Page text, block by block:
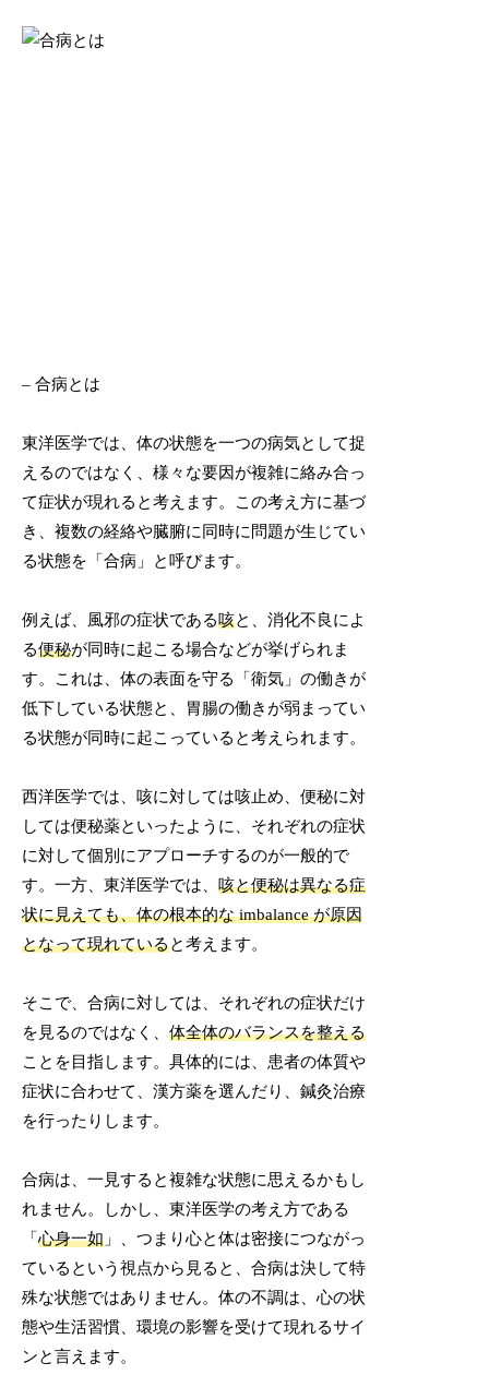
– 合病とは
東洋医学では、体の状態を一つの病気として捉
えるのではなく、様々な要因が複雑に絡み合っ
て症状が現れると考えます。この考え方に基づ
き、複数の経絡や臓腑に同時に問題が生じてい
る状態を「合病」と呼びます。
例えば、風邪の症状である咳と、消化不良によ
る便秘が同時に起こる場合などが挙げられま
す。これは、体の表面を守る「衛気」の働きが
低下している状態と、胃腸の働きが弱まってい
る状態が同時に起こっていると考えられます。
西洋医学では、咳に対しては咳止め、便秘に対
しては便秘薬といったように、それぞれの症状
に対して個別にアプローチするのが一般的で
す。一方、東洋医学では、咳と便秘は異なる症
状に見えても、体の根本的な imbalance が原因
となって現れていると考えます。
そこで、合病に対しては、それぞれの症状だけ
を見るのではなく、体全体のバランスを整える
ことを目指します。具体的には、患者の体質や
症状に合わせて、漢方薬を選んだり、鍼灸治療
を行ったりします。
合病は、一見すると複雑な状態に思えるかもし
れません。しかし、東洋医学の考え方である
「心身一如 」、つまり心と体は密接につながっ
ているという視点から見ると、合病は決して特
殊な状態ではありません。体の不調は、心の状
態や生活習慣、環境の影響を受けて現れるサイ
ンと言えます。